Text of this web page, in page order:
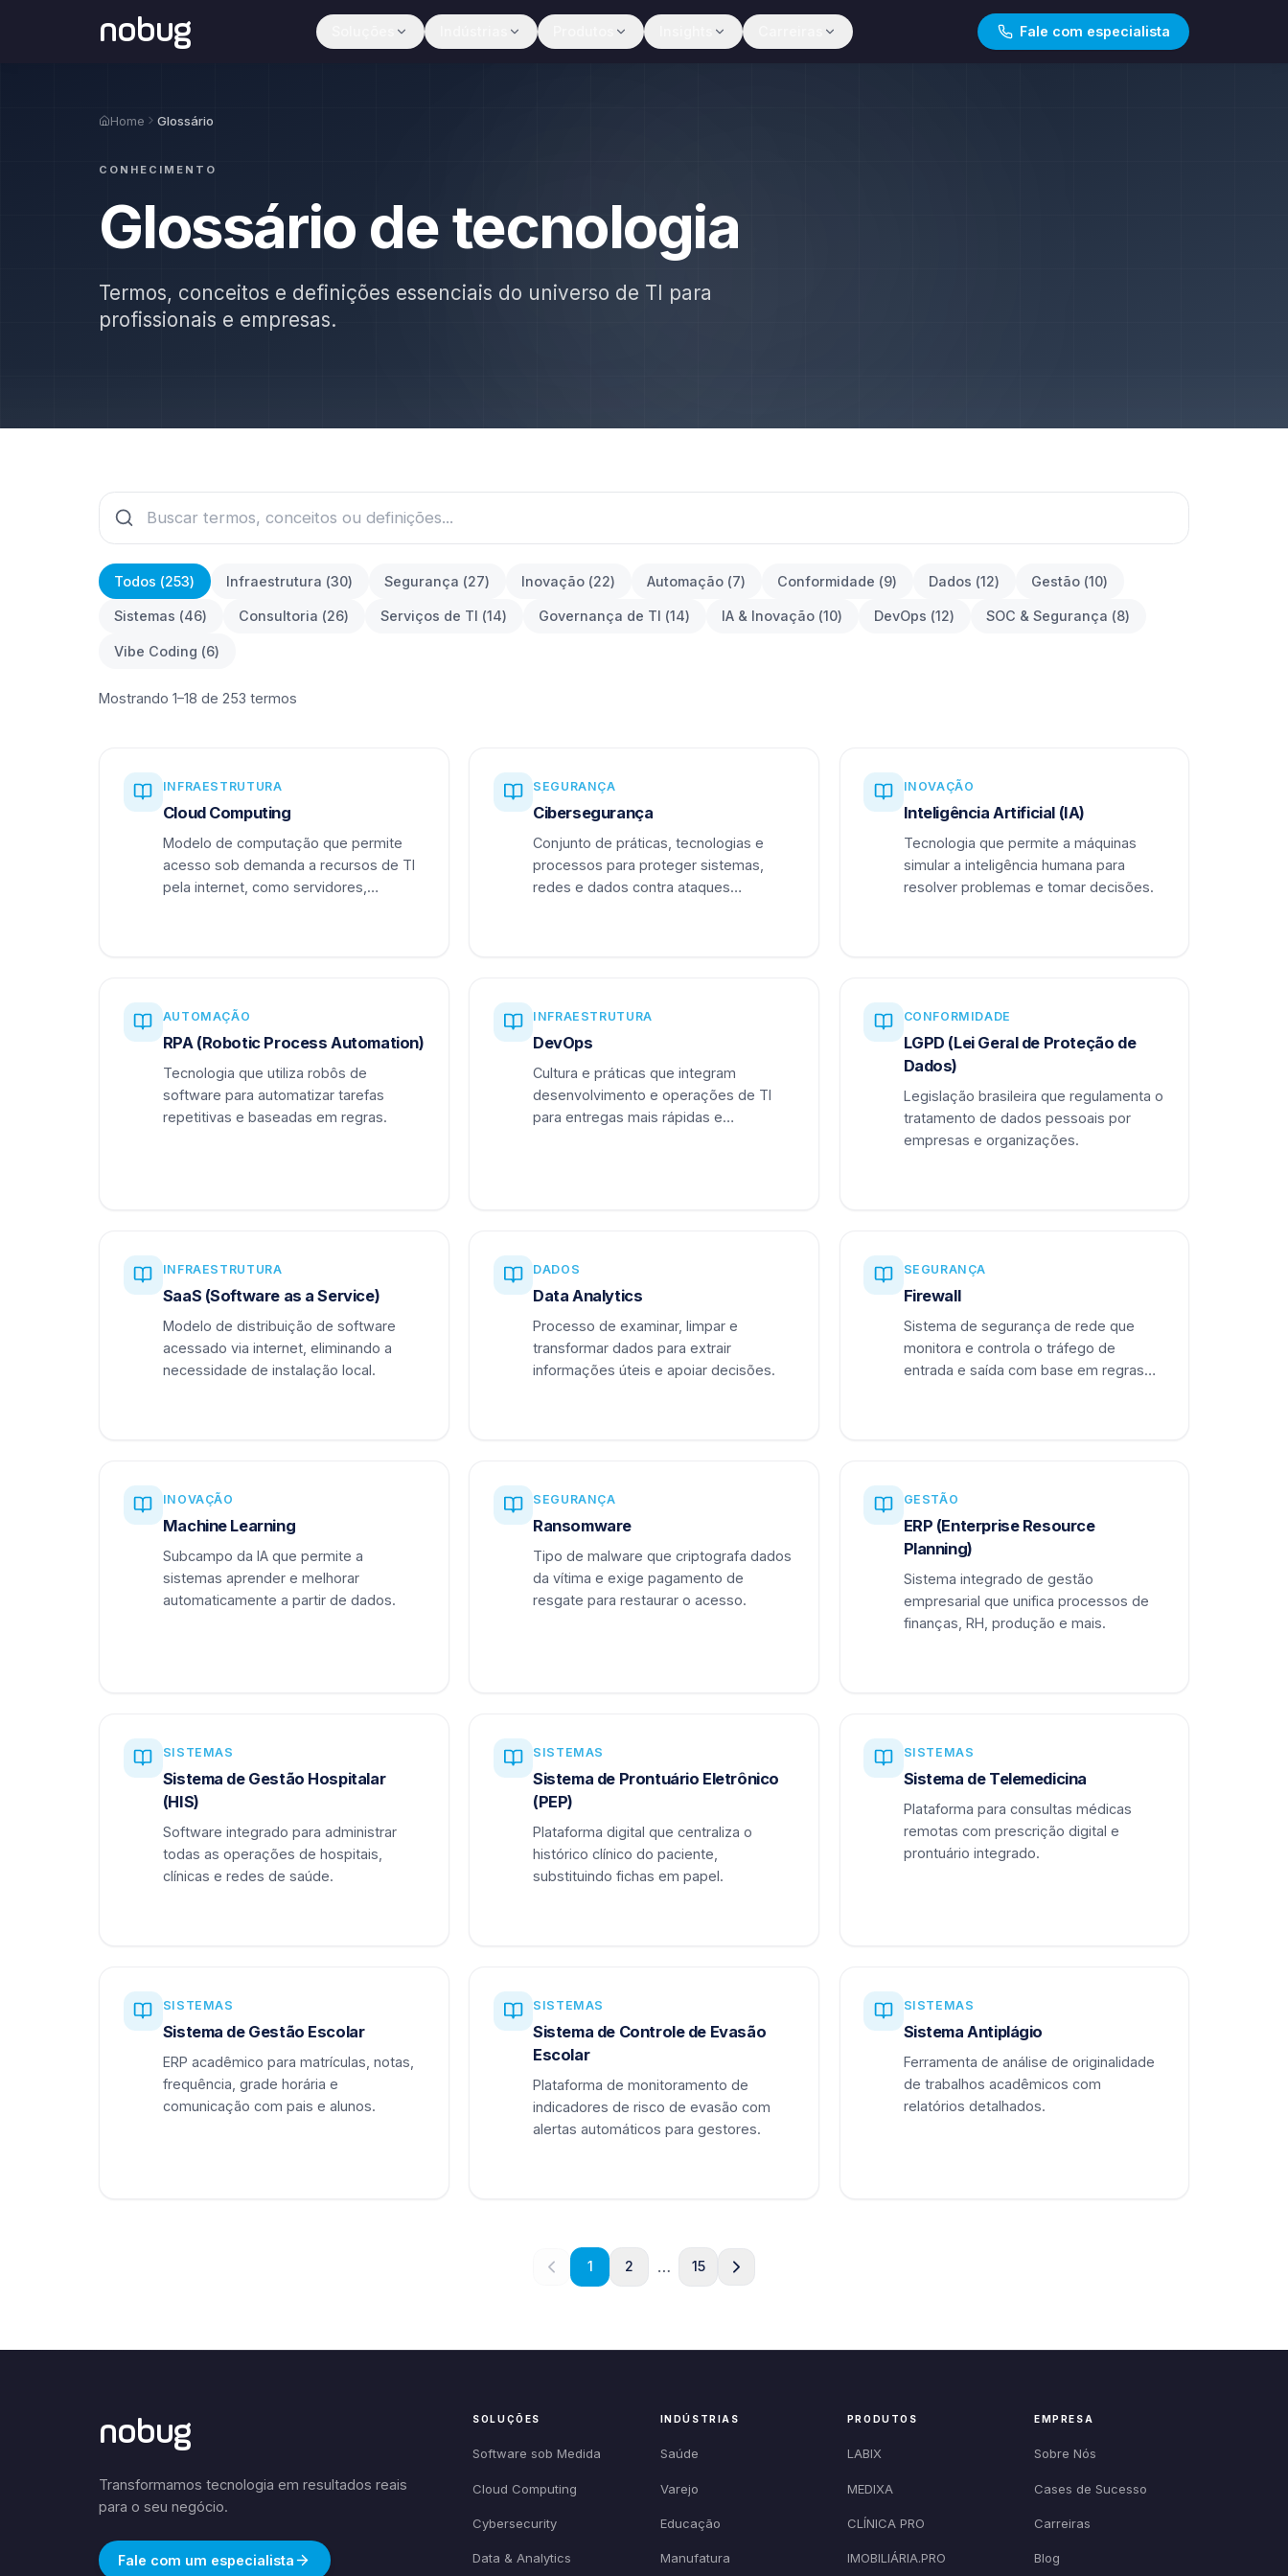
nobug Fale com especialista
Home Glossário
CONHECIMENTO
Glossário de tecnologia
Termos, conceitos e definições essenciais do universo de TI para
profissionais e empresas.
Todos (253) Infraestrutura (30) Segurança (27) Inovação (22) Automação (7) Conformidade (9) Dados (12) Gestão (10)
Sistemas (46) Consultoria (26) Serviços de TI (14) Governança de TI (14) IA & Inovação (10) DevOps (12) SOC & Segurança (8)
Vibe Coding (6)
Mostrando 1–18 de 253 termos
INFRAESTRUTURA
Cloud Computing
Modelo de computação que permite
acesso sob demanda a recursos de TI
pela internet, como servidores,
SEGURANÇA
Cibersegurança
Conjunto de práticas, tecnologias e
processos para proteger sistemas,
redes e dados contra ataques
INOVAÇÃO
Inteligência Artificial (IA)
Tecnologia que permite a máquinas
simular a inteligência humana para
resolver problemas e tomar decisões.
AUTOMAÇÃO
RPA (Robotic Process Automation)
Tecnologia que utiliza robôs de
software para automatizar tarefas
repetitivas e baseadas em regras.
INFRAESTRUTURA
DevOps
Cultura e práticas que integram
desenvolvimento e operações de TI
para entregas mais rápidas e
CONFORMIDADE
LGPD (Lei Geral de Proteção de
Dados)
Legislação brasileira que regulamenta o
tratamento de dados pessoais por
empresas e organizações.
INFRAESTRUTURA
SaaS (Software as a Service)
Modelo de distribuição de software
acessado via internet, eliminando a
necessidade de instalação local.
DADOS
Data Analytics
Processo de examinar, limpar e
transformar dados para extrair
informações úteis e apoiar decisões.
SEGURANÇA
Firewall
Sistema de segurança de rede que
monitora e controla o tráfego de
entrada e saída com base em regras
INOVAÇÃO
Machine Learning
Subcampo da IA que permite a
sistemas aprender e melhorar
automaticamente a partir de dados.
SEGURANÇA
Ransomware
Tipo de malware que criptografa dados
da vítima e exige pagamento de
resgate para restaurar o acesso.
GESTÃO
ERP (Enterprise Resource
Planning)
Sistema integrado de gestão
empresarial que unifica processos de
finanças, RH, produção e mais.
SISTEMAS
Sistema de Gestão Hospitalar
(HIS)
Software integrado para administrar
todas as operações de hospitais,
clínicas e redes de saúde.
SISTEMAS
Sistema de Prontuário Eletrônico
(PEP)
Plataforma digital que centraliza o
histórico clínico do paciente,
substituindo fichas em papel.
SISTEMAS
Sistema de Telemedicina
Plataforma para consultas médicas
remotas com prescrição digital e
prontuário integrado.
SISTEMAS
Sistema de Gestão Escolar
ERP acadêmico para matrículas, notas,
frequência, grade horária e
comunicação com pais e alunos.
SISTEMAS
Sistema de Controle de Evasão
Escolar
Plataforma de monitoramento de
indicadores de risco de evasão com
alertas automáticos para gestores.
SISTEMAS
Sistema Antiplágio
Ferramenta de análise de originalidade
de trabalhos acadêmicos com
relatórios detalhados.
1 2 … 15
nobug
Transformamos tecnologia em resultados reais
para o seu negócio.
Fale com um especialista
SOLUÇÕES
Software sob Medida
Cloud Computing
Cybersecurity
Data & Analytics
INDÚSTRIAS
Saúde
Varejo
Educação
Manufatura
PRODUTOS
LABIX
MEDIXA
CLÍNICA PRO
IMOBILIÁRIA.PRO
EMPRESA
Sobre Nós
Cases de Sucesso
Carreiras
Blog